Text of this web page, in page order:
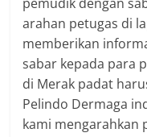
arahan petugas di
memberikan
sabar kepada para
di Merak padat
Pelindo Dermaga
kami mengarahkan